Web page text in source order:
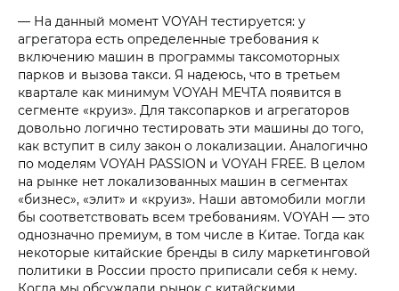
— На данный момент VOYAH тестируется: у
агрегатора есть определенные требования к
включению машин в программы таксомоторных
парков и вызова такси. Я надеюсь, что в третьем
квартале как минимум VOYAH МЕЧТА появится в
сегменте «круиз». Для таксопарков и агрегаторов
довольно логично тестировать эти машины до того,
как вступит в силу закон о локализации. Аналогично
по моделям VOYAH PASSION и VOYAH FREE. В целом
на рынке нет локализованных машин в сегментах
«бизнес», «элит» и «круиз». Наши автомобили могли
бы соответствовать всем требованиям. VOYAH — это
однозначно премиум, в том числе в Китае. Тогда как
некоторые китайские бренды в силу маркетинговой
политики в России просто приписали себя к нему.